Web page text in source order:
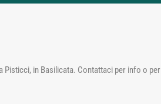
Pisticci, in Basilicata. Contattaci per info o per